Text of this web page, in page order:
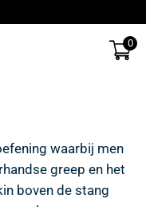
0
waarbij men
greep en het
boven de stang